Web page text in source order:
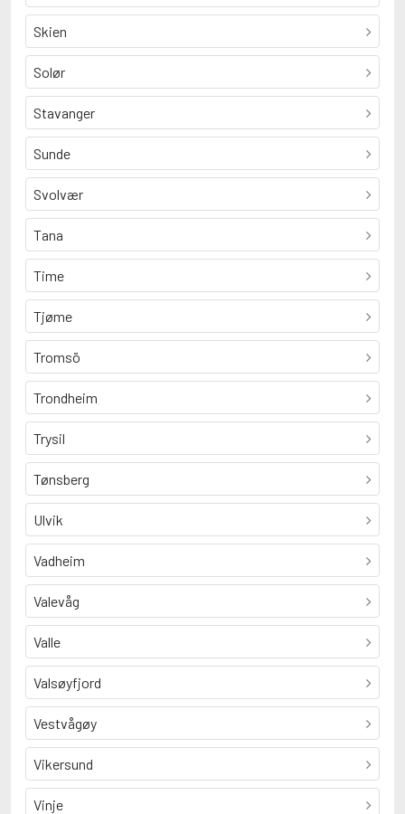
Skien
Solør
Stavanger
Sunde
Svolvær
Tana
Time
Tjøme
Tromsö
Trondheim
Trysil
Tønsberg
Ulvik
Vadheim
Valevåg
Valle
Valsøyfjord
Vestvågøy
Vikersund
Vinje